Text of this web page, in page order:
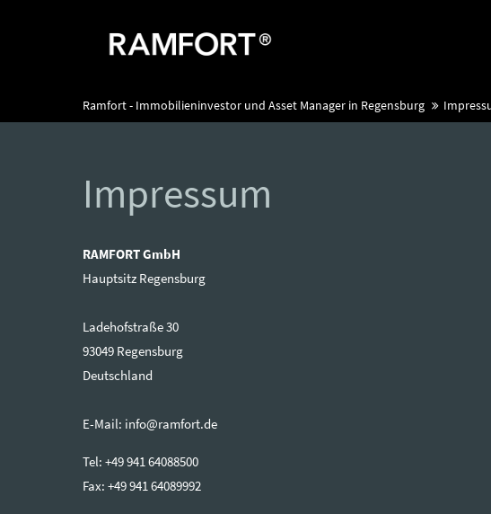
Ramfort - Immobilieninvestor und Asset Manager in Regensburg
Impressum
RAMFORT GmbH
Hauptsitz Regensburg
Ladehofstraße 30
93049 Regensburg
Deutschland
E-Mail: info@ramfort.de
Tel: +49 941 64088500
Fax: +49 941 64089992